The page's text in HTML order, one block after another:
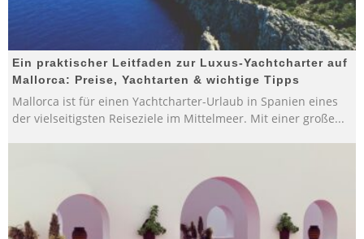
Ein praktischer Leitfaden zur Luxus-Yachtcharter auf
Mallorca: Preise, Yachtarten & wichtige Tipps
Mallorca ist für einen Yachtcharter-Urlaub in Spanien eines
der vielseitigsten Reiseziele im Mittelmeer. Mit einer große...